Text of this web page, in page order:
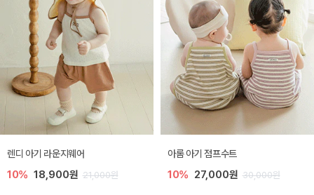
렌디 아기 라운지웨어
10% 18,900원 21,000원
아롬 아기 점프수트
10% 27,000원 30,000원